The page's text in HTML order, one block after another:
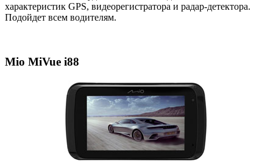
характеристик GPS, видеорегистратора и радар-детектора.
Подойдет всем водителям.
Mio MiVue i88